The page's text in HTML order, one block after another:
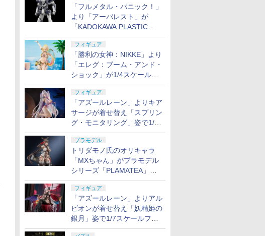
「フルメタル・パニック！」
より「アーバレスト」が
「KADOKAWA PLASTIC
MODEL SERIES」から1/48
スケールで登場！
フィギュア
「勝利の女神：NIKKE」より
「エレグ：ブーム・アンド・
ショック」が1/4スケールで
フィギュア化！
フィギュア
「アズールレーン」よりキア
サージが着せ替え「スプリン
グ・モニタリング」姿で1/6
スケールフィギュア化！
プラモデル
トリダモノ氏のオリキャラ
「MXちゃん」がプラモデル
シリーズ「PLAMATEA」で
登場！ 2027年1月発売予定
フィギュア
「アズールレーン」よりアル
ビオンが着せ替え「妖精姫の
銀月」姿で1/7スケールフィ
ギュア化！